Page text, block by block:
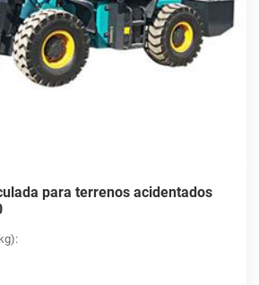
para terrenos acidentados